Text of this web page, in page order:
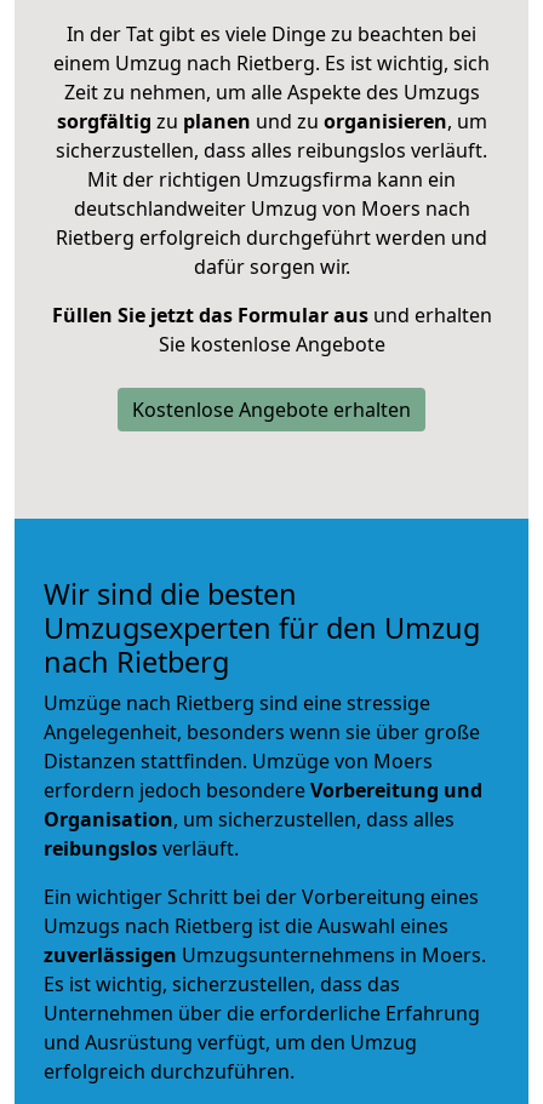
In der Tat gibt es viele Dinge zu beachten bei
einem Umzug nach Rietberg. Es ist wichtig, sich
Zeit zu nehmen, um alle Aspekte des Umzugs
sorgfältig zu planen und zu organisieren, um
sicherzustellen, dass alles reibungslos verläuft.
Mit der richtigen Umzugsfirma kann ein
deutschlandweiter Umzug von Moers nach
Rietberg erfolgreich durchgeführt werden und
dafür sorgen wir.
Füllen Sie jetzt das Formular ausund erhalten
Sie kostenlose Angebote
Kostenlose Angebote erhalten
Wir sind die besten
Umzugsexperten für den Umzug
nach Rietberg
Umzüge nach Rietberg sind eine stressige
Angelegenheit, besonders wenn sie über große
Distanzen stattfinden. Umzüge von Moers
erfordern jedoch besondereVorbereitung und
Organisation, um sicherzustellen, dass alles
reibungslosverläuft.
Ein wichtiger Schritt bei der Vorbereitung eines
Umzugs nach Rietberg ist die Auswahl eines
zuverlässigen Umzugsunternehmens in Moers.
Es ist wichtig, sicherzustellen, dass das
Unternehmen über die erforderliche Erfahrung
und Ausrüstung verfügt, um den Umzug
erfolgreich durchzuführen.